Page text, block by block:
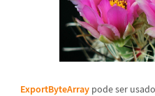
ExportByteArray pode ser